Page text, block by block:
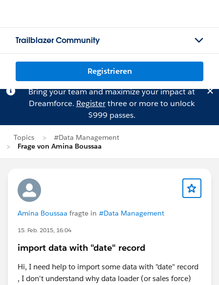
Trailblazer Community
Registrieren
Bring your team and maximize your impact at
Dreamforce. Registerthree or more to unlock
$999 passes.
Topics
#Data Management
Frage von Amina Boussaa
Amina Boussaa fragte in #Data Management
15. Feb. 2015, 16:04
import data with "date" record
Hi, I need help to import some data with "date" record
, I don't understand why data loader (or sales force)